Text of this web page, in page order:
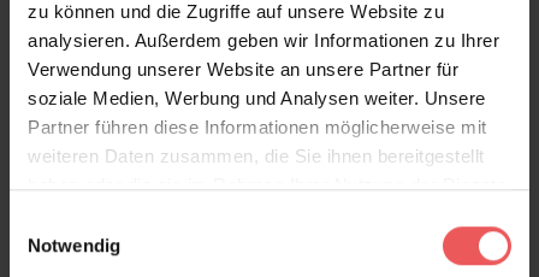
zu können und die Zugriffe auf unsere Website zu
analysieren. Außerdem geben wir Informationen zu Ihrer
Verwendung unserer Website an unsere Partner für
soziale Medien, Werbung und Analysen weiter. Unsere
Partner führen diese Informationen möglicherweise mit
weiteren Daten zusammen, die Sie ihnen bereitgestellt
haben oder die sie im Rahmen Ihrer Nutzung der Dienste
Notwendig
Hölzern, schwarzen Möbeln, Naturmaterialien,
Leinenstoffen sowie Messing- oder Bronze-
Accessoires. Durch den spannenden Kontrast
zwischen dem floralen Muster und dem dunklen
Hintergrund entsteht eine zeitlose Wandgestaltung